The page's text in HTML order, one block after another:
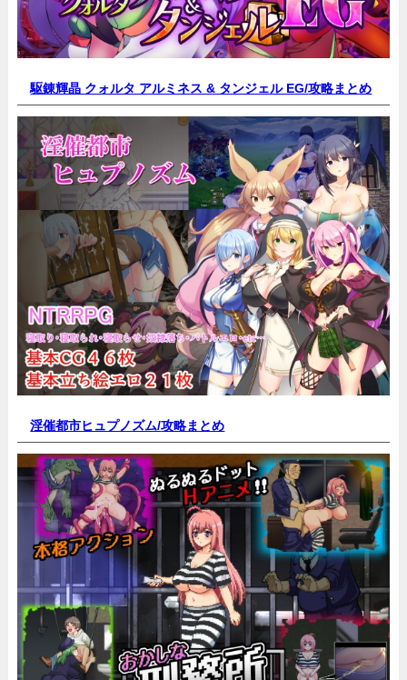
駆錬輝晶 クォルタ アルミネス & タンジェル EG/攻略まとめ
淫催都市ヒュプノズム/攻略まとめ